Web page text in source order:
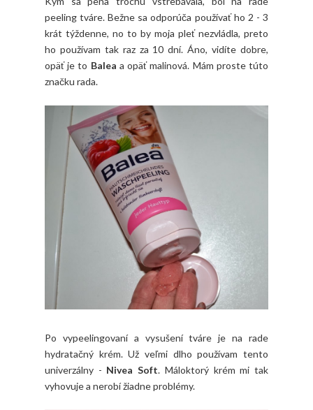
peeling tváre. Bežne sa odporúča používať ho 2 - 3
krát týždenne, no to by moja pleť nezvládla, preto
ho používam tak raz za 10 dní. Áno, vidíte dobre,
opäť je to Balea a opäť malinová. Mám proste túto
značku rada.
Po vypeelingovaní a vysušení tváre je na rade
hydratačný krém. Už veľmi dlho používam tento
univerzálny - Nivea Soft. Máloktorý krém mi tak
vyhovuje a nerobí žiadne problémy.